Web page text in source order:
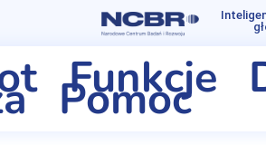
Funkcje
Pomoc